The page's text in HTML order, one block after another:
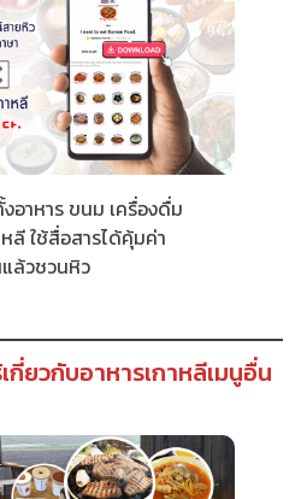
งอาหาร ขนม เครื่องดื่ม
ลี ใช้สื่อสารได้คุ้มค่า
ล้วชวนหิว
กี่ยวกับอาหารเกาหลีเมนูอื่น